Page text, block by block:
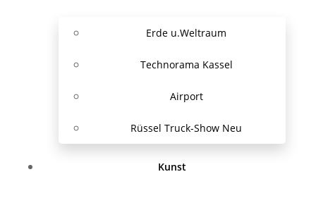
Erde u.Weltraum
Technorama Kassel
Airport
Rüssel Truck-Show Neu
Kunst